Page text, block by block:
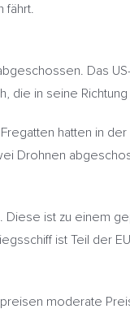
fährt.
Das
die in seine
hatten in
Drohnen
ist zu einem
ist Teil der
moderate